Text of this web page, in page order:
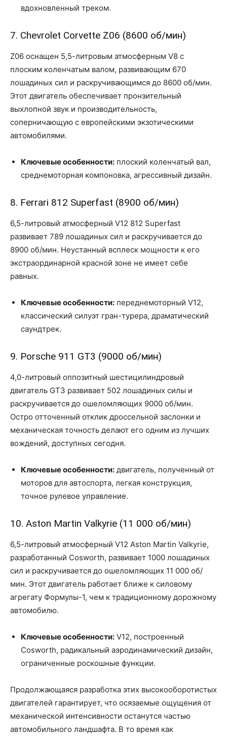
вдохновленный треком.
7. Chevrolet Corvette Z06 (8600 об/мин)
Z06 оснащен 5,5-литровым атмосферным V8 с
плоским коленчатым валом, развивающим 670
лошадиных сил и раскручивающимся до 8600 об/мин.
Этот двигатель обеспечивает пронзительный
выхлопной звук и производительность,
соперничающую с европейскими экзотическими
автомобилями.
Ключевые особенности: плоский коленчатый вал,
среднемоторная компоновка, агрессивный дизайн.
8. Ferrari 812 Superfast (8900 об/мин)
6,5-литровый атмосферный V12 812 Superfast
развивает 789 лошадиных сил и раскручивается до
8900 об/мин. Неустанный всплеск мощности к его
экстраординарной красной зоне не имеет себе
равных.
Ключевые особенности: переднемоторный V12,
классический силуэт гран-турера, драматический
саундтрек.
9. Porsche 911 GT3 (9000 об/мин)
4,0-литровый оппозитный шестицилиндровый
двигатель GT3 развивает 502 лошадиных силы и
раскручивается до ошеломляющих 9000 об/мин.
Остро отточенный отклик дроссельной заслонки и
механическая точность делают его одним из лучших
вождений, доступных сегодня.
Ключевые особенности: двигатель, полученный от
моторов для автоспорта, легкая конструкция,
точное рулевое управление.
10. Aston Martin Valkyrie (11 000 об/мин)
6,5-литровый атмосферный V12 Aston Martin Valkyrie,
разработанный Cosworth, развивает 1000 лошадиных
сил и раскручивается до ошеломляющих 11 000 об/
мин. Этот двигатель работает ближе к силовому
агрегату Формулы-1, чем к традиционному дорожному
автомобилю.
Ключевые особенности: V12, построенный
Cosworth, радикальный аэродинамический дизайн,
ограниченные роскошные функции.
Продолжающаяся разработка этих высокооборотистых
двигателей гарантирует, что осязаемые ощущения от
механической интенсивности останутся частью
автомобильного ландшафта. В то время как